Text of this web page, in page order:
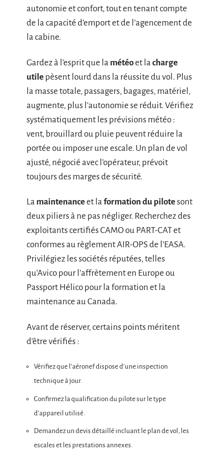
autonomie et confort, tout en tenant compte
de la capacité d’emport et de l’agencement de
la cabine.
Gardez à l’esprit que la météoet la charge
utile pèsent lourd dans la réussite du vol. Plus
la masse totale, passagers, bagages, matériel,
augmente, plus l’autonomie se réduit. Vérifiez
systématiquement les prévisions météo :
vent, brouillard ou pluie peuvent réduire la
portée ou imposer une escale. Un plan de vol
ajusté, négocié avec l’opérateur, prévoit
toujours des marges de sécurité.
La maintenanceet la formation du pilotesont
deux piliers à ne pas négliger. Recherchez des
exploitants certifiés CAMO ou PART-CAT et
conformes au règlement AIR-OPS de l’EASA.
Privilégiez les sociétés réputées, telles
qu’Avico pour l’affrètement en Europe ou
Passport Hélico pour la formation et la
maintenance au Canada.
Avant de réserver, certains points méritent
d’être vérifiés :
Vérifiez que l’aéronef dispose d’une inspection
technique à jour.
Confirmez la qualification du pilote sur le type
d’appareil utilisé.
Demandez un devis détaillé incluant le plan de vol, les
escales et les prestations annexes.